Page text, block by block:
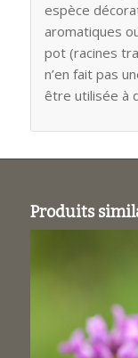
espèce
aromatiques
pot (racines
n’en fait pas
être utilisée à
Produits